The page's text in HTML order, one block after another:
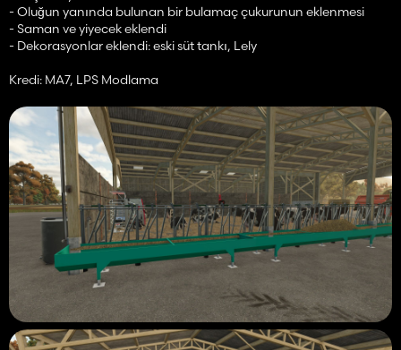
- Oluğun yanında bulunan bir bulamaç çukurunun eklenmesi
- Saman ve yiyecek eklendi
- Dekorasyonlar eklendi: eski süt tankı, Lely
Kredi: MA7, LPS Modlama